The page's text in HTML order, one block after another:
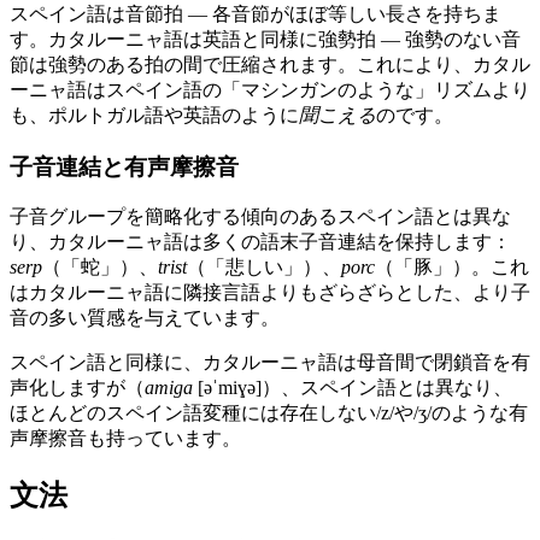
スペイン語は音節拍 — 各音節がほぼ等しい長さを持ちま
す。カタルーニャ語は英語と同様に強勢拍 — 強勢のない音
節は強勢のある拍の間で圧縮されます。これにより、カタル
ーニャ語はスペイン語の「マシンガンのような」リズムより
も、ポルトガル語や英語のように聞こえるのです。
子音連結と有声摩擦音
子音グループを簡略化する傾向のあるスペイン語とは異な
り、カタルーニャ語は多くの語末子音連結を保持します：
serp （「蛇」）、 trist（「悲しい」）、 porc （「豚」）。これ
はカタルーニャ語に隣接言語よりもざらざらとした、より子
音の多い質感を与えています。
スペイン語と同様に、カタルーニャ語は母音間で閉鎖音を有
声化しますが（amiga [əˈmiɣə]）、スペイン語とは異なり、
ほとんどのスペイン語変種には存在しない/z/や/ʒ/のような有
声摩擦音も持っています。
文法